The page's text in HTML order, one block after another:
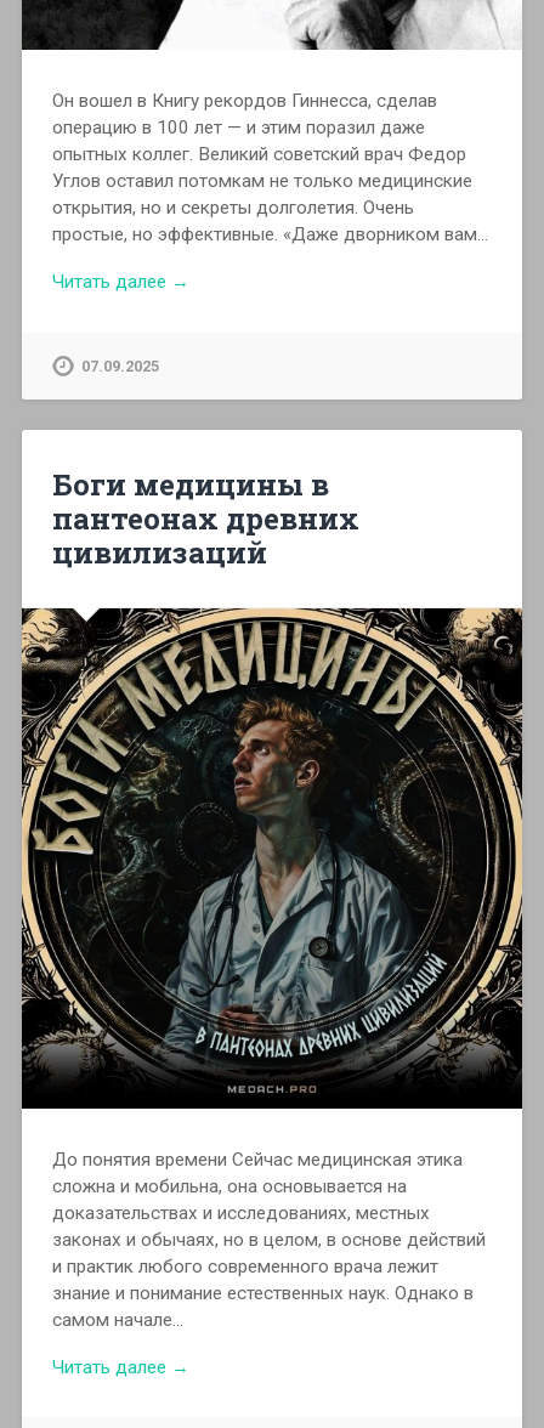
Он вошел в Книгу рекордов Гиннесса, сделав
операцию в 100 лет — и этим поразил даже
опытных коллег. Великий советский врач Федор
Углов оставил потомкам не только медицинские
открытия, но и секреты долголетия. Очень
простые, но эффективные. «Даже дворником вам…
Читать далее →
07.09.2025
Боги медицины в
пантеонах древних
цивилизаций
До понятия времени Сейчас медицинская этика
сложна и мобильна, она основывается на
доказательствах и исследованиях, местных
законах и обычаях, но в целом, в основе действий
и практик любого современного врача лежит
знание и понимание естественных наук. Однако в
самом начале…
Читать далее →